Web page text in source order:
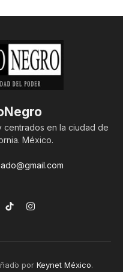
centrados en la ciudad de
México.
TikTokInstagram
por Keynet México.